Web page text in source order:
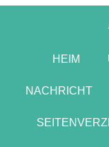
HEIM
NACHRICHT